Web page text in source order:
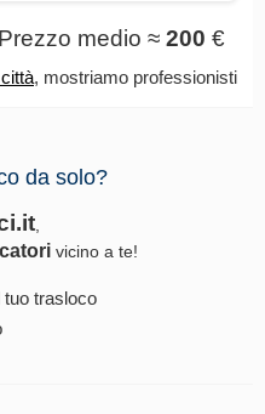
Prezzo medio ≈ 200 €
, mostriamo professionisti
da solo?
vicino a te!
tuo trasloco